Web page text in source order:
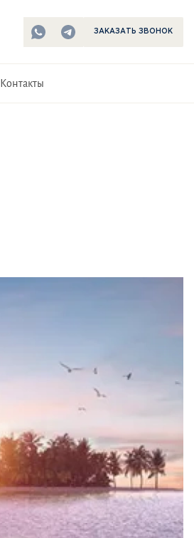
ЗАКАЗАТЬ ЗВОНОК
Контакты